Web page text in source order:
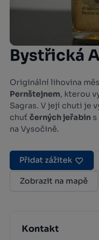
Bystřická
Originální lihovina
Pernštejnem, kterou
Sagras. V její chuti je
chuť černých jeřabin
na Vysočině.
Přidat zážitek
Zobrazit na mapě
Kontakt